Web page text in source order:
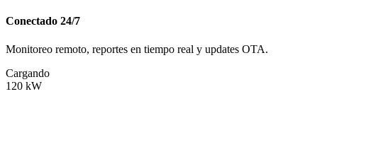
Conectado 24/7
Monitoreo remoto, reportes en tiempo real y updates OTA.
Cargando
120 kW